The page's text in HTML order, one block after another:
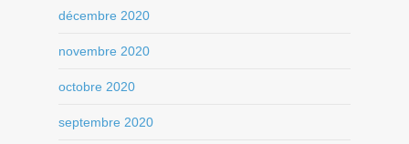
décembre 2020
novembre 2020
octobre 2020
septembre 2020